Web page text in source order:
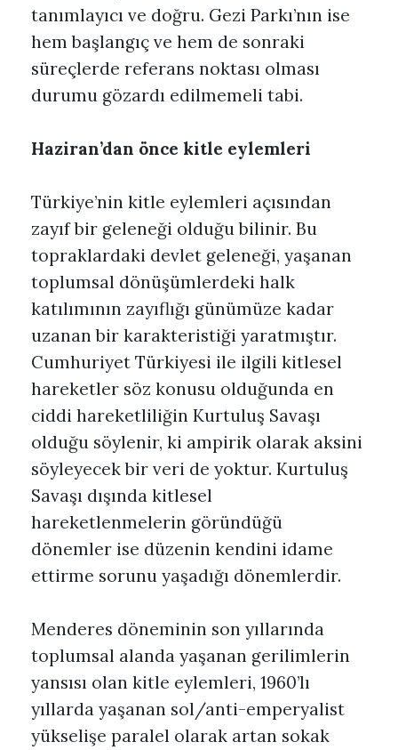
tanımlayıcı ve doğru. Gezi Parkı’nın ise
hem başlangıç ve hem de sonraki
süreçlerde referans noktası olması
durumu gözardı edilmemeli tabi.
Haziran’dan önce kitle eylemleri
Türkiye’nin kitle eylemleri açısından
zayıf bir geleneği olduğu bilinir. Bu
topraklardaki devlet geleneği, yaşanan
toplumsal dönüşümlerdeki halk
katılımının zayıflığı günümüze kadar
uzanan bir karakteristiği yaratmıştır.
Cumhuriyet Türkiyesi ile ilgili kitlesel
hareketler söz konusu olduğunda en
ciddi hareketliliğin Kurtuluş Savaşı
olduğu söylenir, ki ampirik olarak aksini
söyleyecek bir veri de yoktur. Kurtuluş
Savaşı dışında kitlesel
hareketlenmelerin göründüğü
dönemler ise düzenin kendini idame
ettirme sorunu yaşadığı dönemlerdir.
Menderes döneminin son yıllarında
toplumsal alanda yaşanan gerilimlerin
yansısı olan kitle eylemleri, 1960’lı
yıllarda yaşanan sol/anti-emperyalist
yükselişe paralel olarak artan sokak